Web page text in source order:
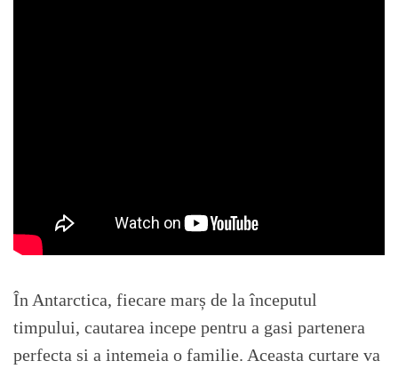
În Antarctica, fiecare marș de la începutul
timpului, cautarea incepe pentru a gasi partenera
perfecta si a intemeia o familie. Aceasta curtare va